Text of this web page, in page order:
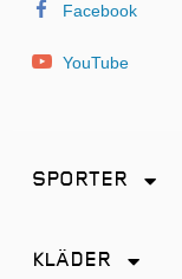
Facebook
YouTube
SPORTER
KLÄDER